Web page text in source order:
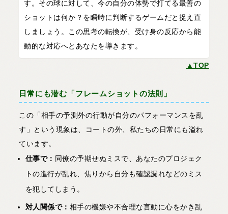
す。その球に対して、今の自分の体勢で打てる最善の
ショットは何か？を瞬時に判断するゲームだと捉え直
しましょう。この思考の転換が、受け身の反応から能
動的な対応へとあなたを導きます。
▲TOP
日常にも潜む「フレームショットの法則」
この「相手の予測外の行動が自分のパフォーマンスを乱
す」という現象は、コートの外、私たちの日常にも溢れ
ています。
仕事で： 同僚の予期せぬミスで、あなたのプロジェク
トの進行が乱れ、焦りから自分も確認漏れなどのミス
を犯してしまう。
対人関係で： 相手の機嫌や不合理な言動に心をかき乱